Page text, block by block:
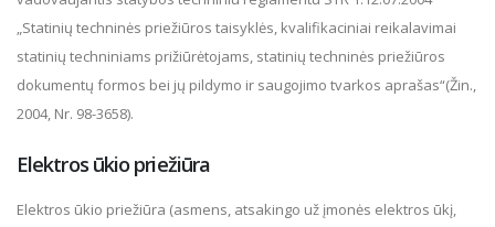
„Statinių techninės priežiūros taisyklės, kvalifikaciniai reikalavimai
statinių techniniams prižiūrėtojams, statinių techninės priežiūros
dokumentų formos bei jų pildymo ir saugojimo tvarkos aprašas“(Žin.,
2004, Nr. 98-3658).
Elektros ūkio priežiūra
Elektros ūkio priežiūra (asmens, atsakingo už įmonės elektros ūkį,